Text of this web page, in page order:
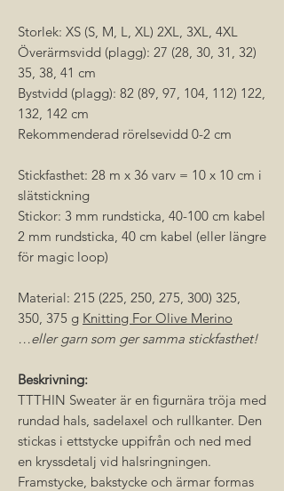
Storlek: XS (S, M, L, XL) 2XL, 3XL, 4XL
Överärmsvidd (plagg): 27 (28, 30, 31, 32)
35, 38, 41 cm
Bystvidd (plagg): 82 (89, 97, 104, 112) 122,
132, 142 cm
Rekommenderad rörelsevidd 0-2 cm
Stickfasthet: 28 m x 36 varv = 10 x 10 cm i
slätstickning
Stickor: 3 mm rundsticka, 40-100 cm kabel
2 mm rundsticka, 40 cm kabel (eller längre
för magic loop)
Material: 215 (225, 250, 275, 300) 325,
350, 375 g Knitting For Olive Merino
…eller garn som ger samma stickfasthet!
Beskrivning:
TTTHIN Sweater är en figurnära tröja med
rundad hals, sadelaxel och rullkanter. Den
stickas i ettstycke uppifrån och ned med
en kryssdetalj vid halsringningen.
Framstycke, bakstycke och ärmar formas